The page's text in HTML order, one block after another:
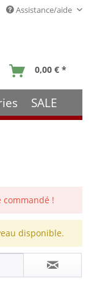
Assistance/aide
0,00 € *
SALE
!
disponible.